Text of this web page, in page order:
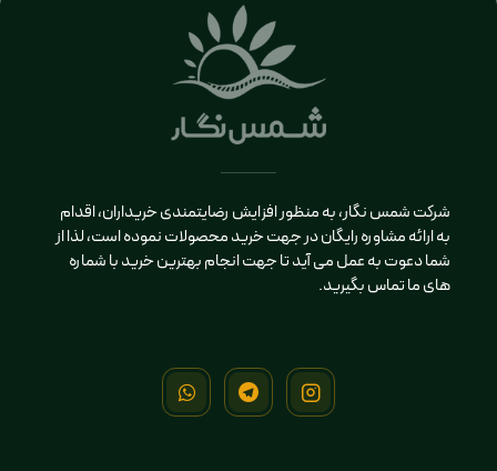
شرکت شمس نگار، به منظور افزایش رضایتمندی خریداران، اقدام
به ارائه مشاوره رایگان در جهت خرید محصولات نموده است، لذا از
شما دعوت به عمل می آید تا جهت انجام بهترین خرید با شماره
های ما تماس بگیرید.